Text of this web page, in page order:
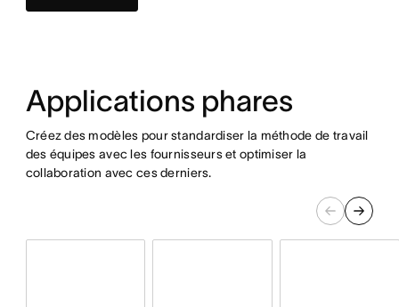
Applications phares
Créez des modèles pour standardiser la méthode de travail
des équipes avec les fournisseurs et optimiser la
collaboration avec ces derniers.